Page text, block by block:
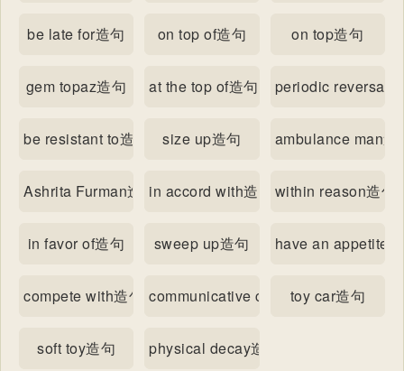
be late for造句 on top of造句 on top造句
gem topaz造句 at the top of造句 periodic reversal
be resistant to造句 size up造句 ambulance man造
Ashrita Furman造句in accord with造句 within reason造句
in favor of造句 sweep up造句 have an appetite
compete with造句 communicative competence造句
toy car造句
soft toy造句 physical decay造句